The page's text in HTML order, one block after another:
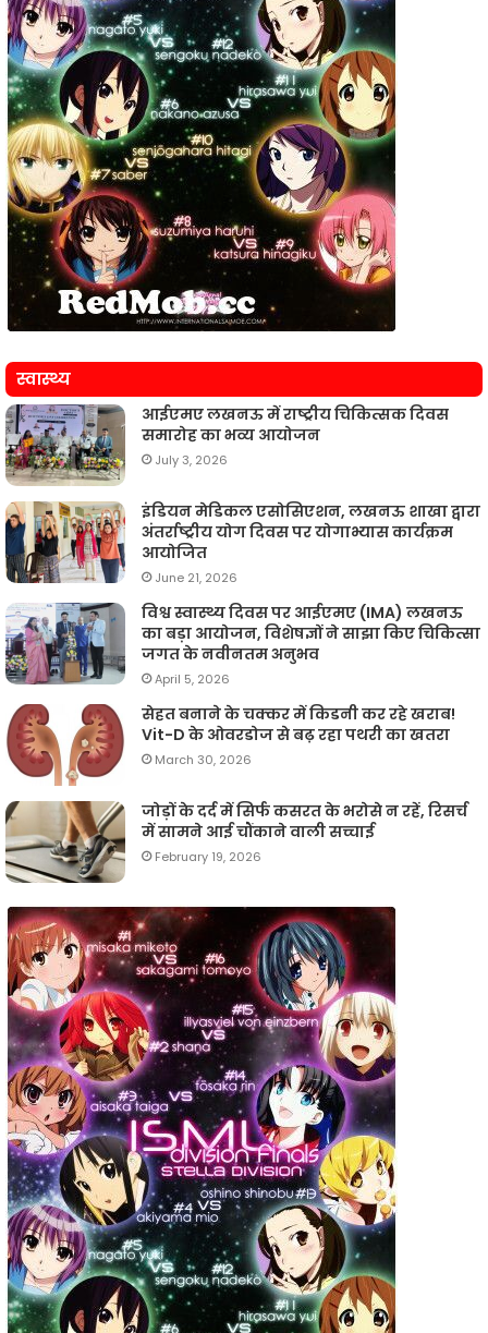
स्वास्थ्य
आईएमए लखनऊ में राष्ट्रीय चिकित्सक दिवस
समारोह का भव्य आयोजन
July 3, 2026
इंडियन मेडिकल एसोसिएशन, लखनऊ शाखा द्वारा
अंतर्राष्ट्रीय योग दिवस पर योगाभ्यास कार्यक्रम
आयोजित
June 21, 2026
विश्व स्वास्थ्य दिवस पर आईएमए (IMA) लखनऊ
का बड़ा आयोजन, विशेषज्ञों ने साझा किए चिकित्सा
जगत के नवीनतम अनुभव
April 5, 2026
सेहत बनाने के चक्कर में किडनी कर रहे खराब!
Vit-D के ओवरडोज से बढ़ रहा पथरी का खतरा
March 30, 2026
जोड़ों के दर्द में सिर्फ कसरत के भरोसे न रहें, रिसर्च
में सामने आई चौंकाने वाली सच्चाई
February 19, 2026